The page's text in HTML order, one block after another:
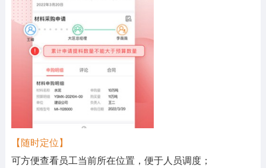
【随时定位】
可方便查看员工当前所在位置，便于人员调度；